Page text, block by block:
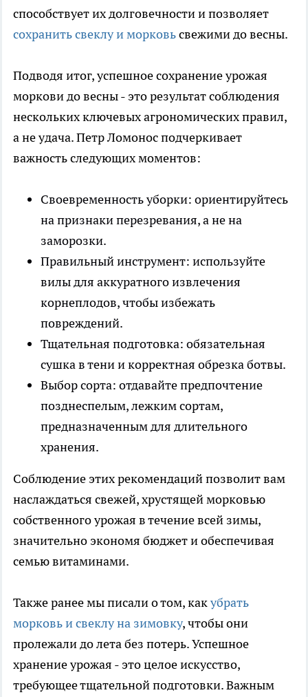
способствует их долговечности и позволяет
сохранить свеклу и морковьсвежими до весны.
Подводя итог, успешное сохранение урожая
моркови до весны - это результат соблюдения
нескольких ключевых агрономических правил,
а не удача. Петр Ломонос подчеркивает
важность следующих моментов:
Своевременность уборки: ориентируйтесь
на признаки перезревания, а не на
заморозки.
Правильный инструмент: используйте
вилы для аккуратного извлечения
корнеплодов, чтобы избежать
повреждений.
Тщательная подготовка: обязательная
сушка в тени и корректная обрезка ботвы.
Выбор сорта: отдавайте предпочтение
позднеспелым, лежким сортам,
предназначенным для длительного
хранения.
Соблюдение этих рекомендаций позволит вам
наслаждаться свежей, хрустящей морковью
собственного урожая в течение всей зимы,
значительно экономя бюджет и обеспечивая
семью витаминами.
Также ранее мы писали о том, какубрать
морковь и свеклу на зимовку, чтобы они
пролежали до лета без потерь. Успешное
хранение урожая - это целое искусство,
требующее тщательной подготовки. Важным